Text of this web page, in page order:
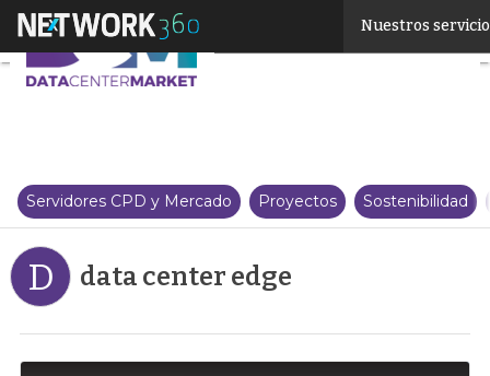
Nuestros
Servidores CPD y Mercado Proyectos Sostenibilidad
D data center edge